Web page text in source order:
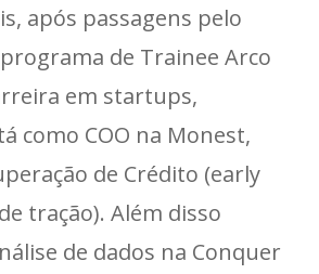
após passagens pelo
de Trainee Arco
em startups,
como COO na Monest,
de Crédito (early
tração). Além disso
de dados na Conquer